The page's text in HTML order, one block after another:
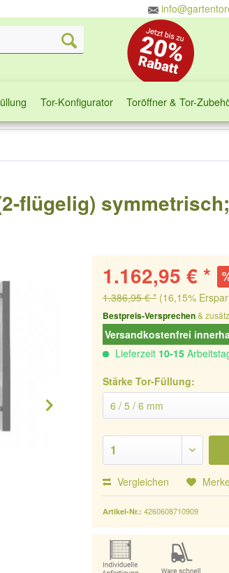
Tor-Konfigurator Toröffner & Tor-
flügelig) symmetrisch;
1.162,95 € *
1.386,95 € * (16,15%
Bestpreis-Versprechen&
Versandkostenfrei
Lieferzeit 10-15
Stärke Tor-Füllung:
Vergleichen
Artikel-Nr.:4260608710909